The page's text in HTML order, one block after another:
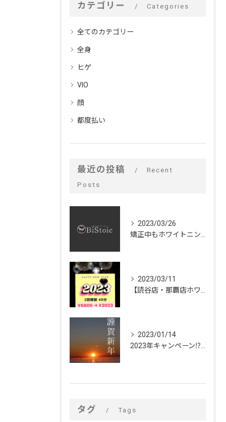
カテゴリー Categories
全てのカテゴリー
全身
ヒゲ
VIO
顔
都度払い
最近の投稿
Recent
Posts
2023/03/26
2023/03/11
2023/01/14
タグ Tags